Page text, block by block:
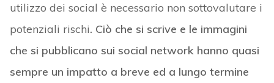
utilizzo dei social è necessario non sottovalutare i
potenziali rischi. Ciò che si scrive e le immagini
che si pubblicano sui social network hanno quasi
sempre un impatto a breve ed a lungo termine